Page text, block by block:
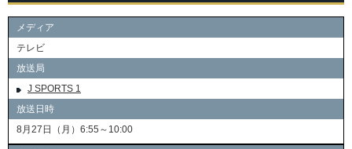
メディア
テレビ
放送局
J SPORTS 1
放送日時
8月27日（月）6:55～10:00